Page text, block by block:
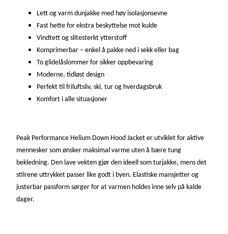
t
a
n
t
a
Lett og varm dunjakke med høy isolasjonsevne
Fast hette for ekstra beskyttelse mot kulde
Vindtett og slitesterkt ytterstoff
Komprimerbar – enkel å pakke ned i sekk eller bag
To glidelåslommer for sikker oppbevaring
Moderne, tidløst design
Perfekt til friluftsliv, ski, tur og hverdagsbruk
Komfort i alle situasjoner
Peak Performance Helium Down Hood Jacket er utviklet for aktive
mennesker som ønsker maksimal varme uten å bære tung
bekledning. Den lave vekten gjør den ideell som turjakke, mens det
stilrene uttrykket passer like godt i byen. Elastiske mansjetter og
justerbar passform sørger for at varmen holdes inne selv på kalde
dager.